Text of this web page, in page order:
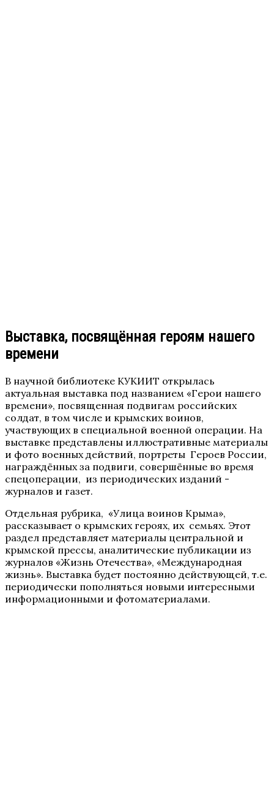
Выставка, посвящённая героям нашего
времени
В научной библиотеке КУКИИТ открылась
актуальная выставка под названием «Герои нашего
времени», посвященная подвигам российских
солдат, в том числе и крымских воинов,
участвующих в специальной военной операции. На
выставке представлены иллюстративные материалы
и фото военных действий, портреты Героев России,
награждённых за подвиги, совершённые во время
спецоперации, из периодических изданий -
журналов и газет.
Отдельная рубрика, «Улица воинов Крыма»,
рассказывает о крымских героях, их семьях. Этот
раздел представляет материалы центральной и
крымской прессы, аналитические публикации из
журналов «Жизнь Отечества», «Международная
жизнь». Выставка будет постоянно действующей, т.е.
периодически пополняться новыми интересными
информационными и фотоматериалами.